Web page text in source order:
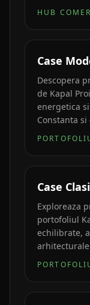
HUB
Case
Descopera
de Kapal
energetica
Constanta
Case
Exploreaza
portofoliul
echilibrate,